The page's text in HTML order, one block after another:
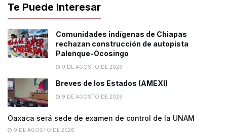
Te Puede Interesar
Comunidades indígenas de Chiapas
rechazan construcción de autopista
Palenque-Ocosingo
9 DE AGOSTO DE 2026
Breves de los Estados (AMEXI)
9 DE AGOSTO DE 2026
Oaxaca será sede de examen de control de la UNAM
9 DE AGOSTO DE 2026